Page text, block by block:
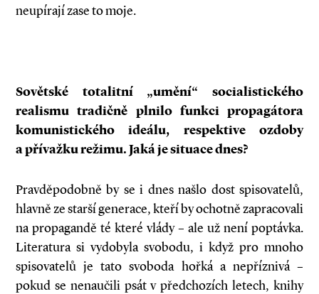
neupírají zase to moje.
Sovětské totalitní „umění“ socialistického
realismu tradičně plnilo funkci propagátora
komunistického ideálu, respektive ozdoby
apřívažku režimu. Jaká je situace dnes?
Pravděpodobně by se i dnes našlo dost spisovatelů,
hlavně ze starší generace, kteří by ochotně zapracovali
na propagandě té které vlády – ale už není poptávka.
Literatura si vydobyla svobodu, i když pro mnoho
spisovatelů je tato svoboda hořká a nepříznivá –
pokud se nenaučili psát v předchozích letech, knihy